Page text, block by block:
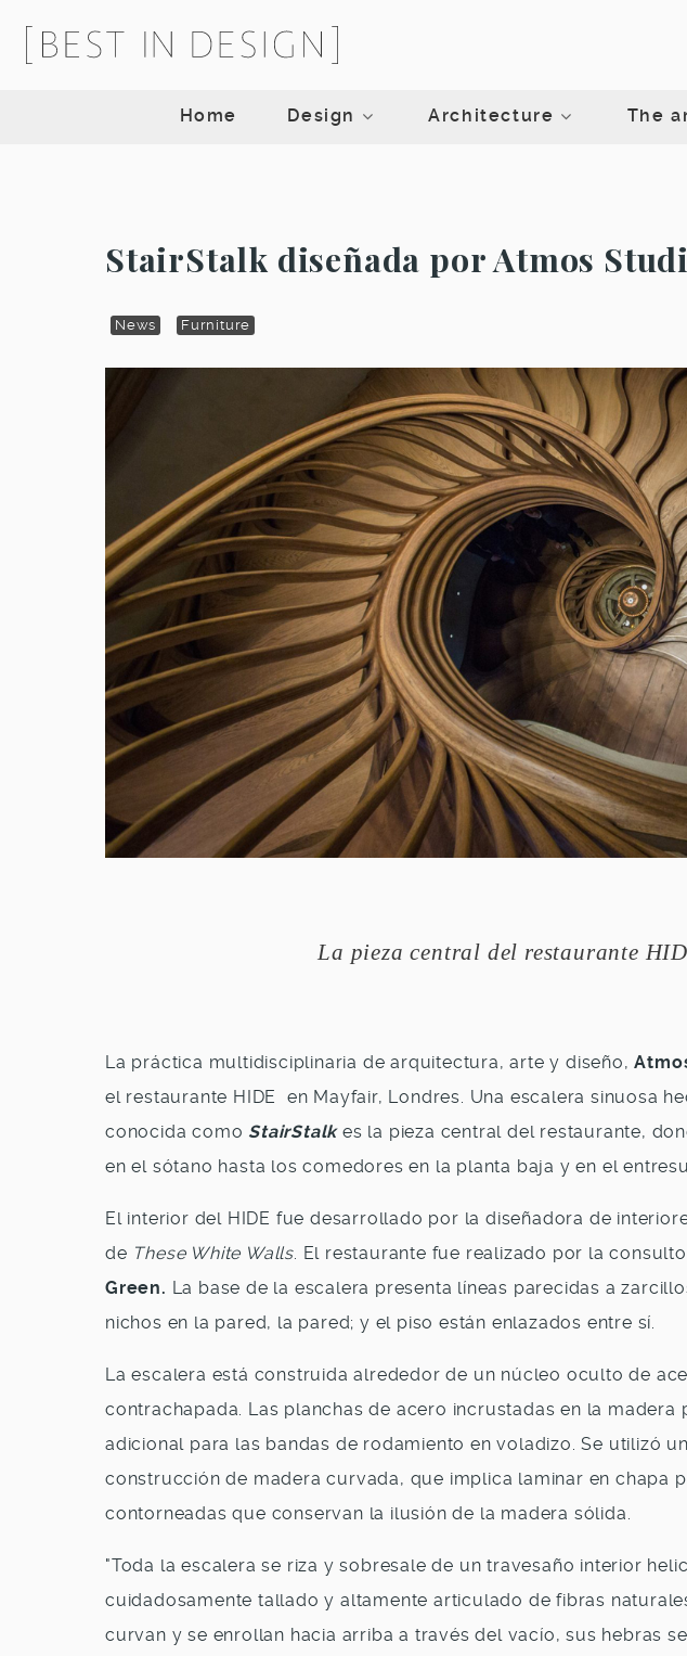
Home Design Architecture The
StairStalk diseñada por Atmos
News Furniture
La pieza central del restaurante
La práctica multidisciplinaria de arquitectura, arte y diseño,
el restaurante HIDE en Mayfair, Londres. Una escalera sinuosa
conocida como StairStalk es la pieza central del restaurante,
en el sótano hasta los comedores en la planta baja y en el
El interior del HIDE fue desarrollado por la diseñadora de
de These White Walls. El restaurante fue realizado por la
Green. La base de la escalera presenta líneas parecidas a
nichos en la pared, la pared; y el piso están enlazados entre sí.
La escalera está construida alrededor de un núcleo oculto de
contrachapada. Las planchas de acero incrustadas en la
adicional para las bandas de rodamiento en voladizo. Se utilizó
construcción de madera curvada, que implica laminar en chapa
contorneadas que conservan la ilusión de la madera sólida.
"Toda la escalera se riza y sobresale de un travesaño interior
cuidadosamente tallado y altamente articulado de fibras
curvan y se enrollan hacia arriba a través del vacío, sus hebras